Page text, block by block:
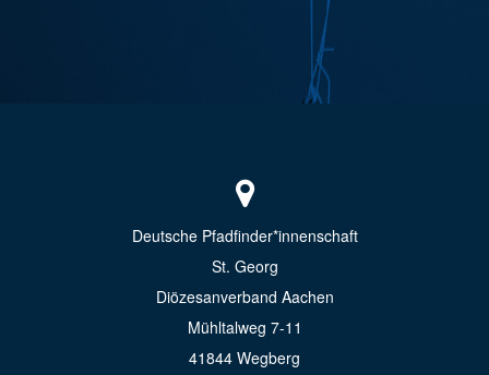
Deutsche Pfadfinder*innenschaft
St. Georg
Diözesanverband Aachen
Mühltalweg 7-11
41844 Wegberg